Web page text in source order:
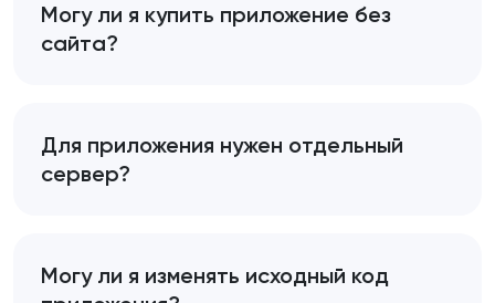
Могу ли я купить приложение без
сайта?
Для приложения нужен отдельный
сервер?
Могу ли я изменять исходный код